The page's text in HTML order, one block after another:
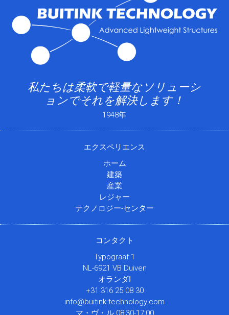
私たちは柔軟で軽量なソリューシ
ョンでそれを解決します！
1948年
エクスペリエンス
ホーム
建築
産業
レジャー
テクノロジー-センター
コンタクト
Typograaf 1
NL-6921 VB Duiven
オランダا
+31 316 25 08 30
info@buitink-technology.com
マ・ヴ・ル 08:30-17:00